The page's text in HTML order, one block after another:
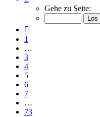
von
Gehe zu Seite:
1
…
3
4
5
6
7
…
73